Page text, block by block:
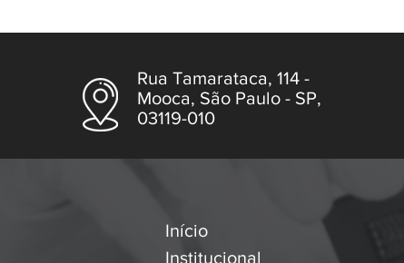
Rua Tamarataca, 114 -
Mooca, São Paulo - SP,
03119-010
Início
Institucional